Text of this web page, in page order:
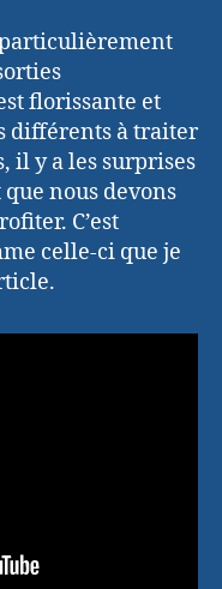
florissante et
différents à traiter
il y a les surprises
nous devons
C’est
celle-ci que je